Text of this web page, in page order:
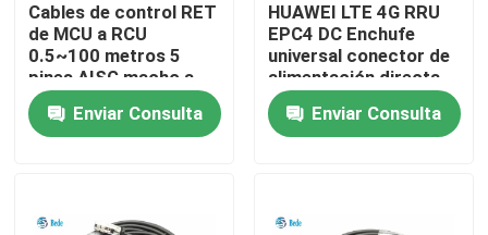
En casa
Productos
Cables de control RET
de MCU a RCU
0.5~100 metros 5
pines AISG macho a
hembra
Enviar Consulta
HUAWEI LTE 4G RRU
EPC4 DC Enchufe
universal conector de
alimentación directa
J018-2S-C para BBU
48V Enviar Consulta